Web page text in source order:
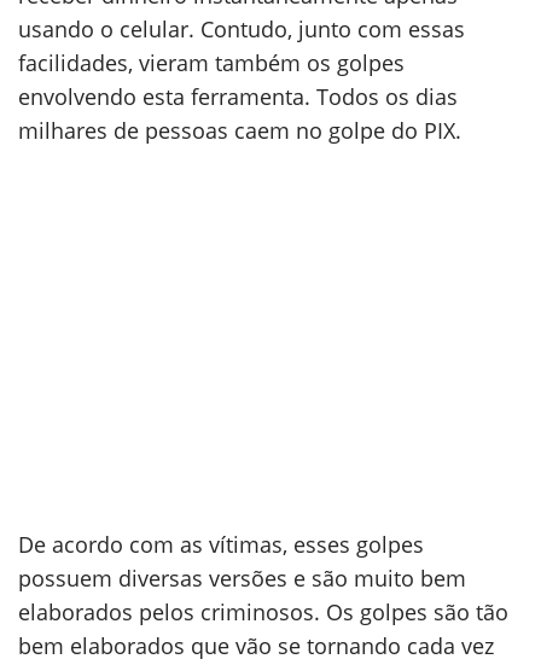
usando o celular. Contudo, junto com essas
facilidades, vieram também os golpes
envolvendo esta ferramenta. Todos os dias
milhares de pessoas caem no golpe do PIX.
De acordo com as vítimas, esses golpes
possuem diversas versões e são muito bem
elaborados pelos criminosos. Os golpes são tão
bem elaborados que vão se tornando cada vez